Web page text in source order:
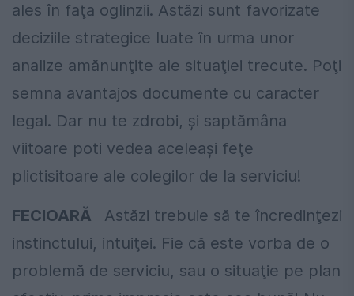
ales în faţa oglinzii. Astăzi sunt favorizate
deciziile strategice luate în urma unor
analize amănunţite ale situaţiei trecute. Poţi
semna avantajos documente cu caracter
legal. Dar nu te zdrobi, şi saptămâna
viitoare poti vedea aceleaşi feţe
plictisitoare ale colegilor de la serviciu!
FECIOARĂ
Astăzi trebuie să te încredinţezi
instinctului, intuiţei. Fie că este vorba de o
problemă de serviciu, sau o situaţie pe plan